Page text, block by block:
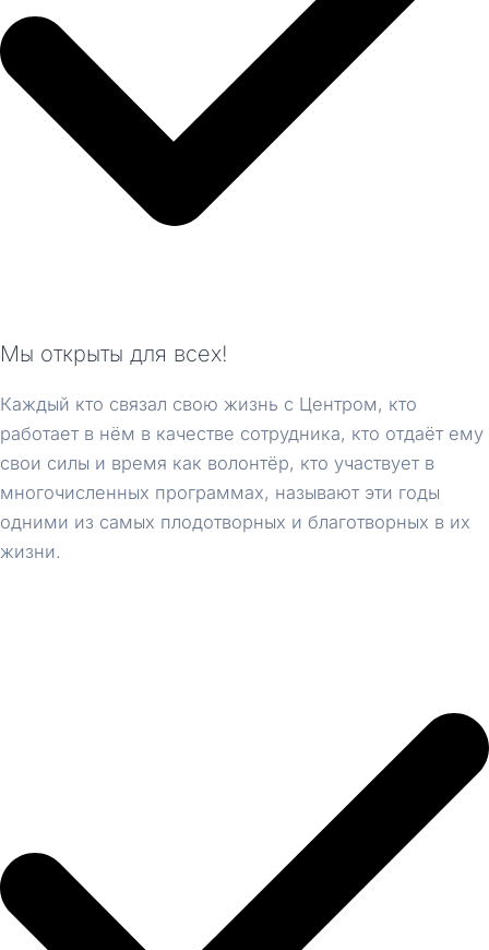
Мы открыты для всех!
Каждый кто связал свою жизнь с Центром, кто
работает в нём в качестве сотрудника, кто отдаёт ему
свои силы и время как волонтёр, кто участвует в
многочисленных программах, называют эти годы
одними из самых плодотворных и благотворных в их
жизни.